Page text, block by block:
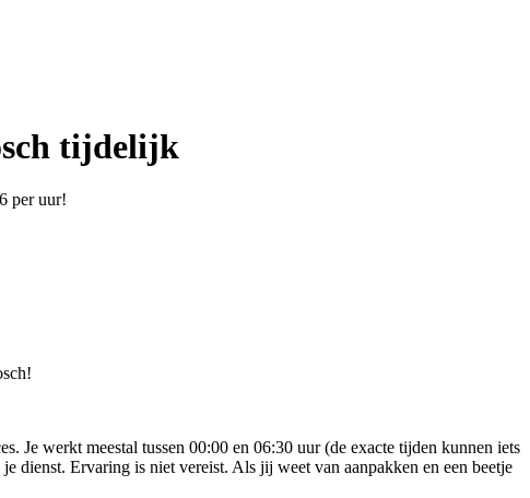
tijdelijk
per uur!
Je werkt meestal tussen 00:00 en 06:30 uur (de exacte tijden kunnen iets
dienst. Ervaring is niet vereist. Als jij weet van aanpakken en een beetje